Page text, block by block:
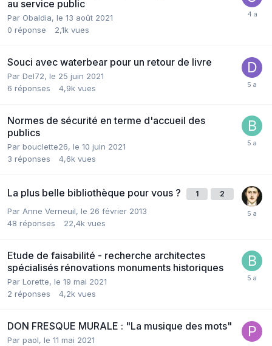
au service public
Par Obaldia, le 13 août 2021
0 réponse 2,1k vues
Souci avec waterbear pour un retour de livre
Par Del72, le 25 juin 2021
6 réponses 4,9k vues
Normes de sécurité en terme d'accueil des
publics
Par bouclette26, le 10 juin 2021
3 réponses 4,6k vues
La plus belle bibliothèque pour vous ? 1 2
Par Anne Verneuil, le 26 février 2013
48 réponses 22,4k vues
Etude de faisabilité - recherche architectes
spécialisés rénovations monuments historiques
Par Lorette, le 19 mai 2021
2 réponses 4,2k vues
DON FRESQUE MURALE : "La musique des mots"
Par paol, le 11 mai 2021